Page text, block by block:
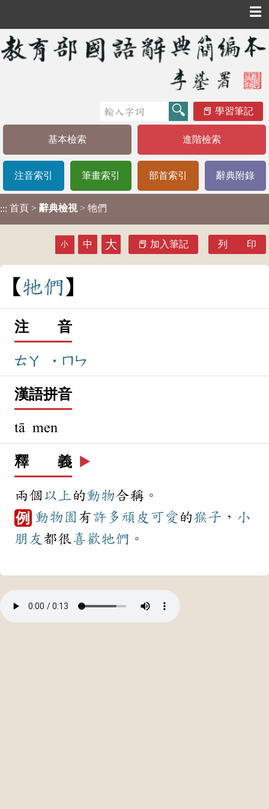
☰
學習筆記
基本檢索 進階檢索
注音索引 筆畫索引 部首索引 辭典附錄
::: 首頁 > 辭典檢視 > 牠們
小 中 大 加入筆記 列 印
牠們
注 音
ㄊㄚ ˙ㄇㄣ
漢語拼音
tā men
釋 義 ▶️
兩個 以上 的動物合稱。
例 動物園 有許多 頑皮 可愛 的猴子 ， 小
朋友 都很 喜歡牠們 。